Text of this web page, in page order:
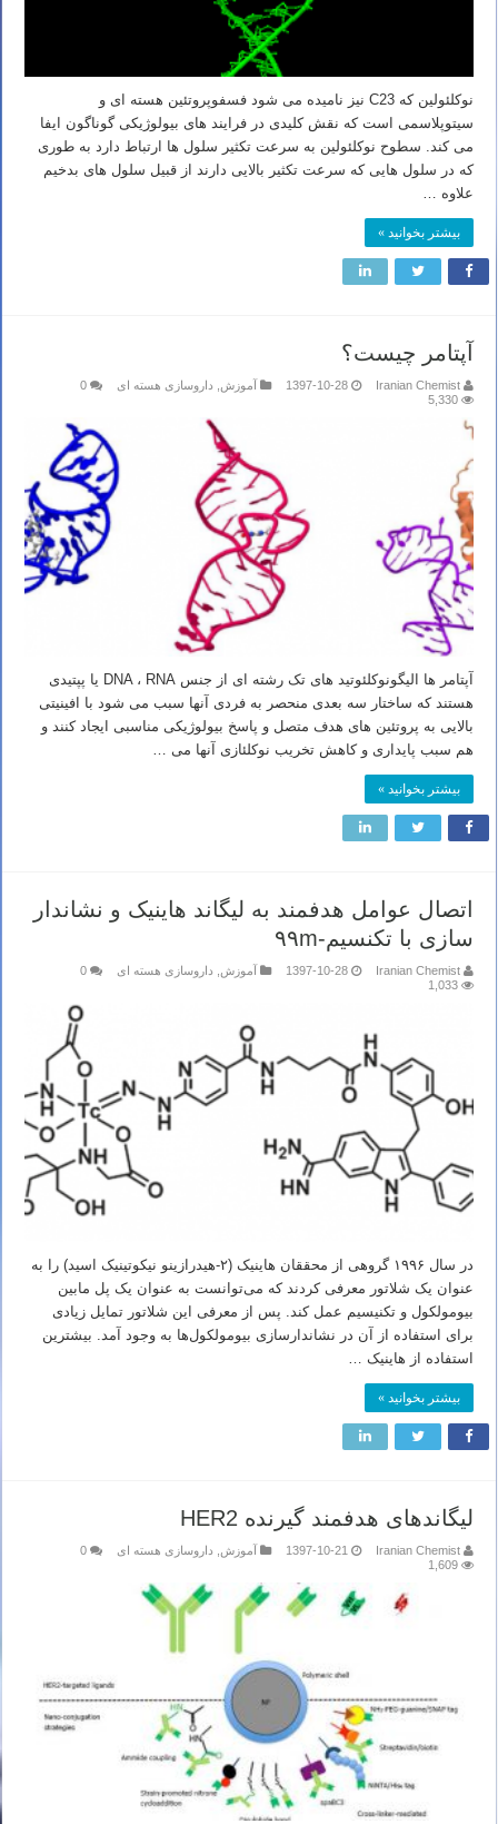
نوکلئولین که C23 نیز نامیده می شود فسفوپروتئین هسته ای و
سیتوپلاسمی است که نقش کلیدی در فرایند های بیولوژیکی گوناگون ایفا
می کند. سطوح نوکلئولین به سرعت تکثیر سلول ها ارتباط دارد به طوری
که در سلول هایی که سرعت تکثیر بالایی دارند از قبیل سلول های بدخیم
علاوه …
بیشتر بخوانید »
آپتامر چیست؟
Iranian Chemist
1397-10-28 آموزش داروسازی هسته ای
0
5,330
آپتامر ها الیگونوکلئوتید های تک رشته ای از جنس DNA ، RNA یا پپتیدی
هستند که ساختار سه بعدی منحصر به فردی آنها سبب می شود با افینیتی
بالایی به پروتئین های هدف متصل و پاسخ بیولوژیکی مناسبی ایجاد کنند و
هم سبب پایداری و کاهش تخریب نوکلئازی آنها می …
بیشتر بخوانید »
اتصال عوامل هدفمند به لیگاند هاینیک و نشاندار
سازی با تکنسیم-۹۹m
Iranian Chemist
1397-10-28 آموزش داروسازی هسته ای
0
1,033
در سال ۱۹۹۶ گروهی از محققان هاینیک (۲-هیدرازینو نیکوتینیک اسید) را به
عنوان یک شلاتور معرفی کردند که می‌توانست به عنوان یک پل مابین
بیومولکول و تکنیسیم عمل کند. پس از معرفی این شلاتور تمایل زیادی
برای استفاده از آن در نشاندارسازی بیومولکول‌ها به وجود آمد. بیشترین
استفاده از هاینیک …
بیشتر بخوانید »
لیگاندهای هدفمند گیرنده HER2
Iranian Chemist
1397-10-21 آموزش داروسازی هسته ای
0
1,609